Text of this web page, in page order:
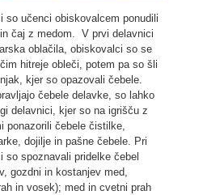
so učenci obiskovalcem ponudili
čaj z medom. V prvi delavnici
oblačila, obiskovalci so se
hitreje obleči, potem pa so šli
kjer so opazovali čebele.
čebele delavke, so lahko
delavnici, kjer so na igrišču z
ponazorili čebele čistilke,
dojilje in pašne čebele. Pri
so spoznavali pridelke čebel
gozdni in kostanjev med,
in vosek); med in cvetni prah